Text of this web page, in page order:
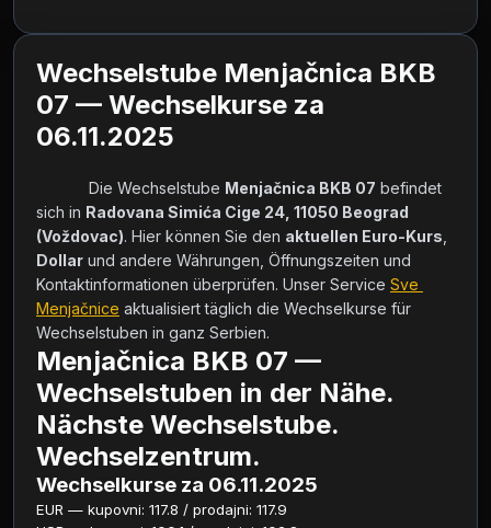
Wechselstube Menjačnica BKB
07 — Wechselkurse za
06.11.2025
            Die Wechselstube
Menjačnica BKB 07 befindet
sich in Radovana Simića Cige 24, 11050 Beograd
(Voždovac). Hier können Sie den aktuellen Euro-Kurs
Dollar und andere Währungen, Öffnungszeiten und
Kontaktinformationen überprüfen. Unser Service Sve
Menjačnice aktualisiert täglich die Wechselkurse für
Wechselstuben in ganz Serbien.
Menjačnica BKB 07 —
Wechselstuben in der Nähe.
Nächste Wechselstube.
Wechselzentrum.
Wechselkurse za 06.11.2025
EUR — kupovni: 117.8 / prodajni: 117.9